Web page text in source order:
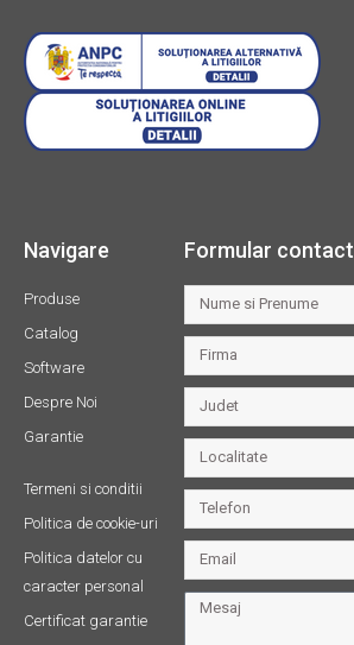
Navigare
Produse
Catalog
Software
Despre Noi
Garantie
Termeni si conditii
Politica de cookie-uri
Politica datelor cu
caracter personal
Certificat garantie
Formular contact